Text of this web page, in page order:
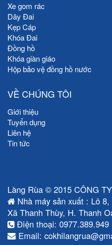
Xe gom rác
Dây Đai
Kẹp Cáp
Khóa Đai
Đồng hồ
Khóa giàn giáo
Hộp bảo vệ đồng hồ nước
VỀ CHÚNG TÔI
Giới thiệu
Tuyển dụng
Liên hệ
Tin tức
Làng Rùa © 2015 CÔNG
Nhà máy sản xuất : Lô
Xã Thanh Thùy, H. Thanh
Điện thoại: 0977.389.949
Email: